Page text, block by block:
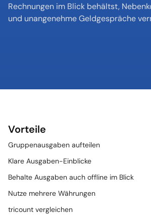
Rechnungen im Blick behältst,
und unangenehme Geldgespräche
Vorteile
Gruppenausgaben aufteilen
Klare Ausgaben-Einblicke
Behalte Ausgaben auch offline im Blick
Nutze mehrere Währungen
tricount vergleichen